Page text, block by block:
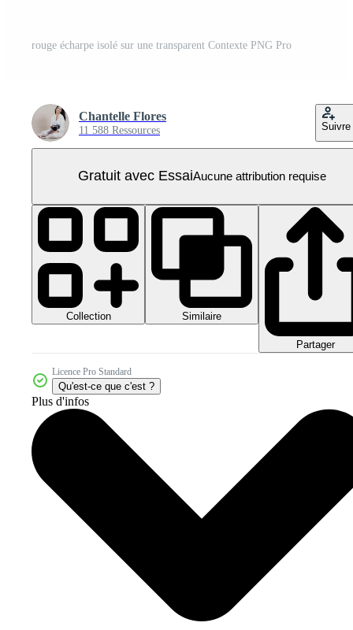
rouge écharpe isolé sur une transparent Contexte PNG Pro
Chantelle Flores
11 588 Ressources Suivre
Gratuit avec EssaiAucune attribution requise
Collection Similaire
Partager
Licence Pro Standard
Qu'est-ce que c'est ?
Plus d'infos